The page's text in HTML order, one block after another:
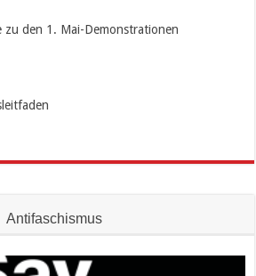
zu den 1. Mai-Demonstrationen
Antifaschismus